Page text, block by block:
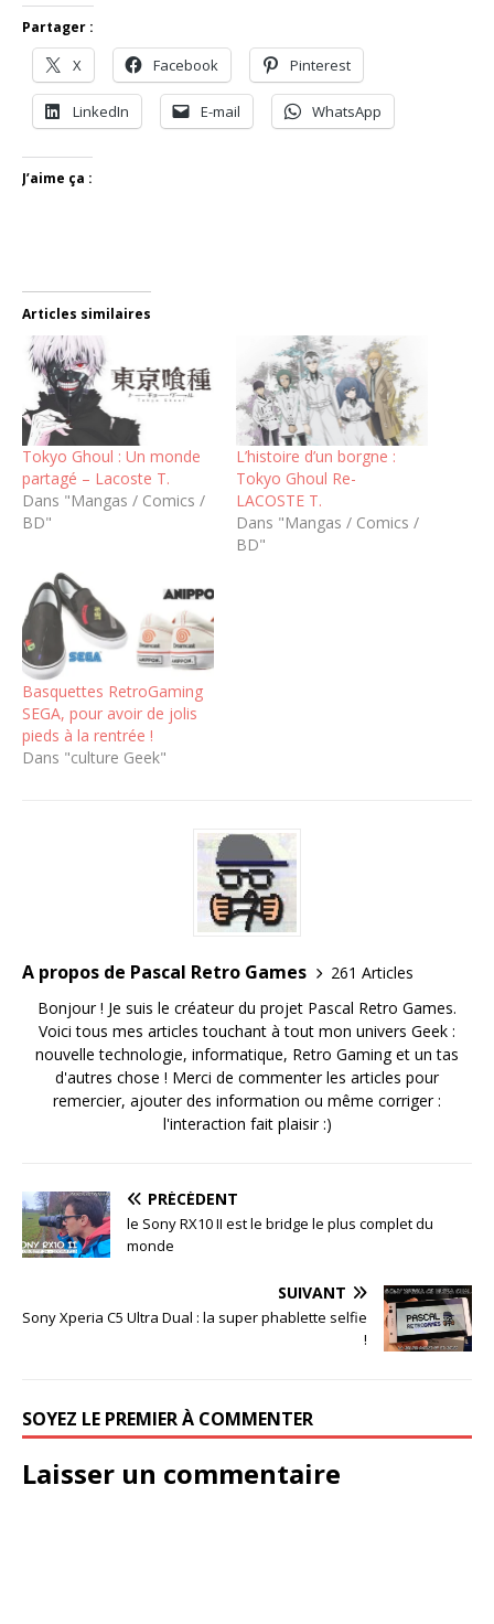
Partager :
X Facebook Pinterest
LinkedIn E-mail WhatsApp
J’aime ça :
Articles similaires
Tokyo Ghoul : Un monde
partagé – Lacoste T.
Dans "Mangas / Comics /
BD"
L’histoire d’un borgne :
Tokyo Ghoul Re-
LACOSTE T.
Dans "Mangas / Comics /
BD"
Basquettes RetroGaming
SEGA, pour avoir de jolis
pieds à la rentrée !
Dans "culture Geek"
A propos de Pascal Retro Games
261 Articles
Bonjour ! Je suis le créateur du projet Pascal Retro Games.
Voici tous mes articles touchant à tout mon univers Geek :
nouvelle technologie, informatique, Retro Gaming et un tas
d'autres chose ! Merci de commenter les articles pour
remercier, ajouter des information ou même corriger :
l'interaction fait plaisir :)
PRÉCÉDENT
le Sony RX10 II est le bridge le plus complet du
monde
SUIVANT
Sony Xperia C5 Ultra Dual : la super phablette selfie
!
SOYEZ LE PREMIER À COMMENTER
Laisser un commentaire